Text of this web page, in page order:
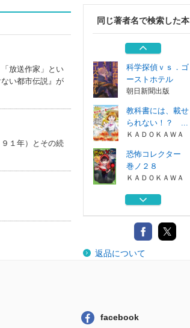
放送作家」とい
い都市伝説』が
１年）とその続
同じ著者名で検索した本
朝日新聞出版
呪ワレタ少年 ６
ＫＡＤＯＫＡＷＡ
科学探偵ｖｓ．ゴ
ーストホテル
朝日新聞出版
教科書には、載せ
られない！？ ...
ＫＡＤＯＫＡＷＡ
恐怖コレクター
巻ノ２８
ＫＡＤＯＫＡＷＡ
科学探偵ｖｓ．死
朝日新聞出版
呪ワレタ少年 ６
ＫＡＤＯＫＡＷＡ
返品について
facebook